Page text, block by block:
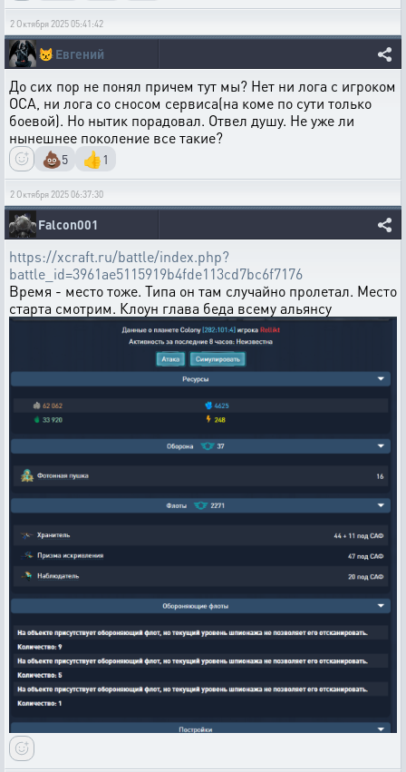
2 Октября 2025 05:41:42
😾Евгений
До сих пор не понял причем тут мы? Нет ни лога с игроком
ОСА, ни лога со сносом сервиса(на коме по сути только
боевой). Но нытик порадовал. Отвел душу. Не уже ли
нынешнее поколение все такие?
💩5 👍1
2 Октября 2025 06:37:30
Falcon001
https://xcraft.ru/battle/index.php?
battle_id=3961ae5115919b4fde113cd7bc6f7176
Время - место тоже. Типа он там случайно пролетал. Место
старта смотрим. Клоун глава беда всему альянсу